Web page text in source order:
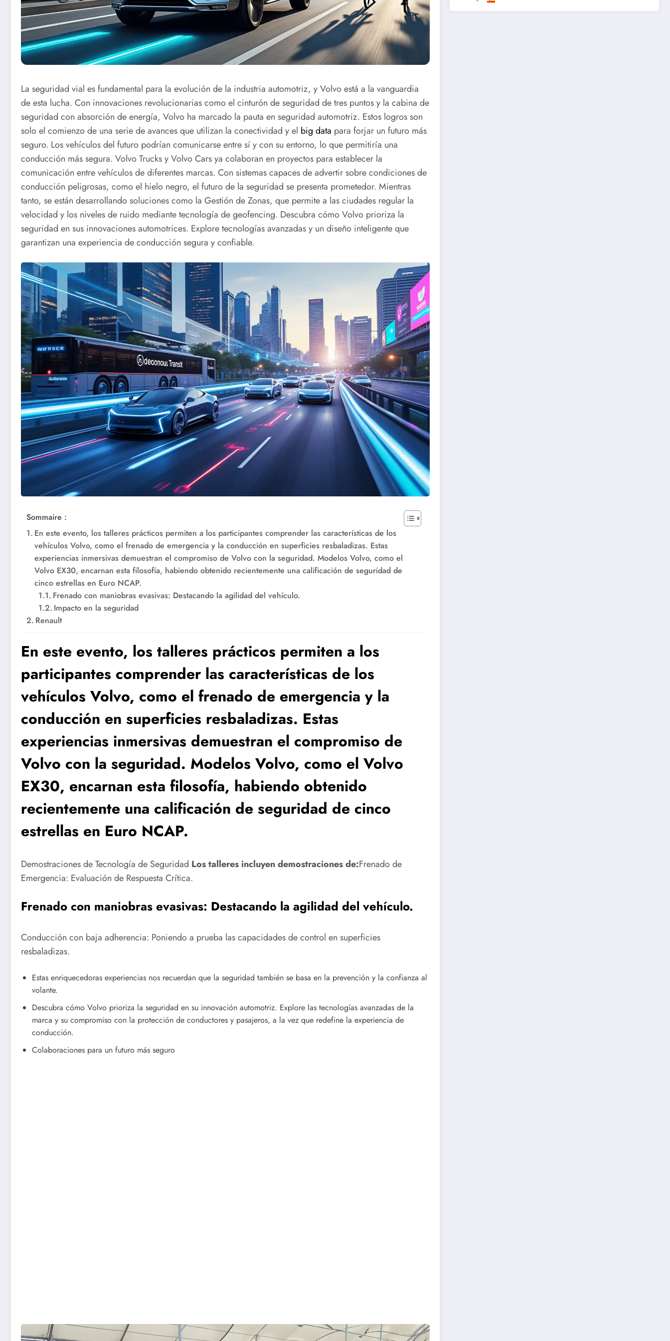
La seguridad vial es fundamental para la evolución de la industria automotriz, y Volvo está a la vanguardia
de esta lucha. Con innovaciones revolucionarias como el cinturón de seguridad de tres puntos y la cabina de
seguridad con absorción de energía, Volvo ha marcado la pauta en seguridad automotriz. Estos logros son
solo el comienzo de una serie de avances que utilizan la conectividad y el big data para forjar un futuro más
seguro. Los vehículos del futuro podrían comunicarse entre sí y con su entorno, lo que permitiría una
conducción más segura. Volvo Trucks y Volvo Cars ya colaboran en proyectos para establecer la
comunicación entre vehículos de diferentes marcas. Con sistemas capaces de advertir sobre condiciones de
conducción peligrosas, como el hielo negro, el futuro de la seguridad se presenta prometedor. Mientras
tanto, se están desarrollando soluciones como la Gestión de Zonas, que permite a las ciudades regular la
velocidad y los niveles de ruido mediante tecnología de geofencing. Descubra cómo Volvo prioriza la
seguridad en sus innovaciones automotrices. Explore tecnologías avanzadas y un diseño inteligente que
garantizan una experiencia de conducción segura y confiable.
Sommaire :
En este evento, los talleres prácticos permiten a los participantes comprender las características de los
vehículos Volvo, como el frenado de emergencia y la conducción en superficies resbaladizas. Estas
experiencias inmersivas demuestran el compromiso de Volvo con la seguridad. Modelos Volvo, como el
Volvo EX30, encarnan esta filosofía, habiendo obtenido recientemente una calificación de seguridad de
cinco estrellas en Euro NCAP.
Frenado con maniobras evasivas: Destacando la agilidad del vehículo.
Impacto en la seguridad
Renault
En este evento, los talleres prácticos permiten a los
participantes comprender las características de los
vehículos Volvo, como el frenado de emergencia y la
conducción en superficies resbaladizas. Estas
experiencias inmersivas demuestran el compromiso de
Volvo con la seguridad. Modelos Volvo, como el Volvo
EX30, encarnan esta filosofía, habiendo obtenido
recientemente una calificación de seguridad de cinco
estrellas en Euro NCAP.
Demostraciones de Tecnología de Seguridad Los talleres incluyen demostraciones de:Frenado de
Emergencia: Evaluación de Respuesta Crítica.
Frenado con maniobras evasivas: Destacando la agilidad del vehículo.
Conducción con baja adherencia: Poniendo a prueba las capacidades de control en superficies
resbaladizas.
Estas enriquecedoras experiencias nos recuerdan que la seguridad también se basa en la prevención y la confianza al
volante.
Descubra cómo Volvo prioriza la seguridad en su innovación automotriz. Explore las tecnologías avanzadas de la
marca y su compromiso con la protección de conductores y pasajeros, a la vez que redefine la experiencia de
conducción.
Colaboraciones para un futuro más seguro